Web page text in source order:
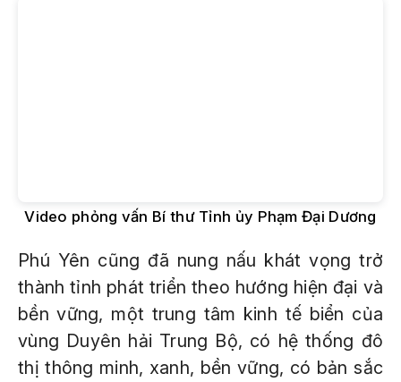
Video phỏng vấn Bí thư Tỉnh ủy Phạm Đại Dương
Phú Yên cũng đã nung nấu khát vọng trở
thành tỉnh phát triển theo hướng hiện đại và
bền vững, một trung tâm kinh tế biển của
vùng Duyên hải Trung Bộ, có hệ thống đô
thị thông minh, xanh, bền vững, có bản sắc